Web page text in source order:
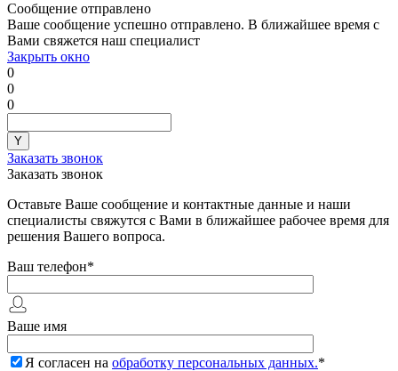
Сообщение отправлено
Ваше сообщение успешно отправлено. В ближайшее время с
Вами свяжется наш специалист
Закрыть окно
0
0
0
Заказать звонок
Заказать звонок
Оставьте Ваше сообщение и контактные данные и наши
специалисты свяжутся с Вами в ближайшее рабочее время для
решения Вашего вопроса.
Ваш телефон*
Ваше имя
Я согласен на обработку персональных данных.*